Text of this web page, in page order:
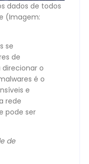
dados de todos
(Imagem:
se
de
o
é o
e
rede
pode ser
de